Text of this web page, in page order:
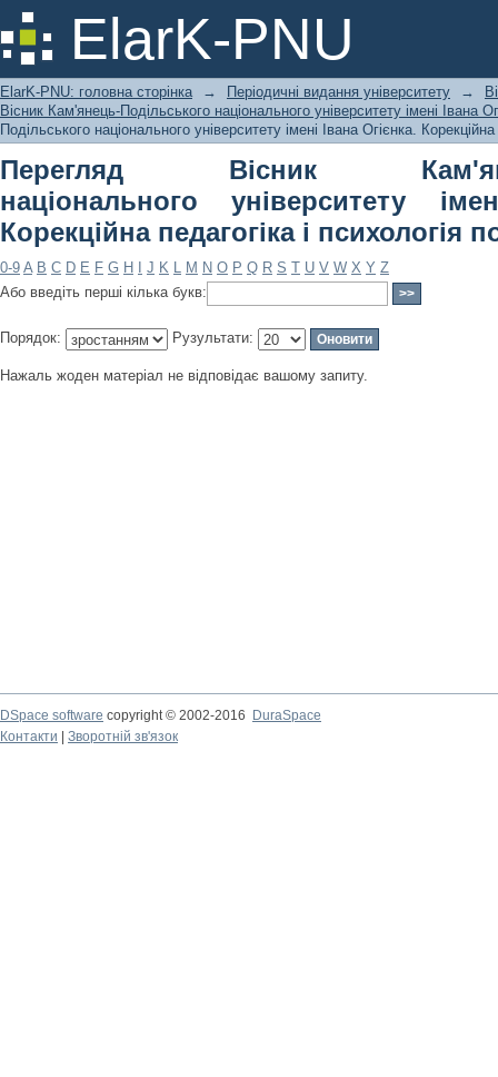
ElarK-PNU
Перегляд Вісник Кам'янець-
Івана Огієнка. Корекційна
ElarK-PNU: головна сторінка → Періодичні видання університету →
Вісник Кам'янець-Подільського національного університету імені Івана
Подільського національного університету імені Івана Огієнка.
Перегляд Вісник
національного університету
Корекційна педагогіка і психологія
0-9 A B C D E F G H J K L M N O P Q R S T U V W X Y Z
Або введіть перші кілька букв:
Порядок: Рузультати:
Нажаль жоден матеріал не відповідає вашому запиту.
DSpace software copyright © 2002-2016
DuraSpace
Контакти
Зворотній зв'язок